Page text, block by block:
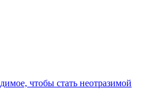
чтобы стать неотразимой